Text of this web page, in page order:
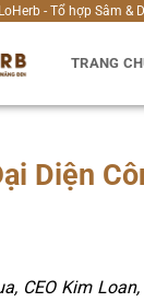
- Tổ hợp Sâm &
TRANG
Diện
CEO Kim